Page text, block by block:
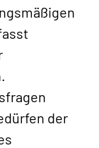
der